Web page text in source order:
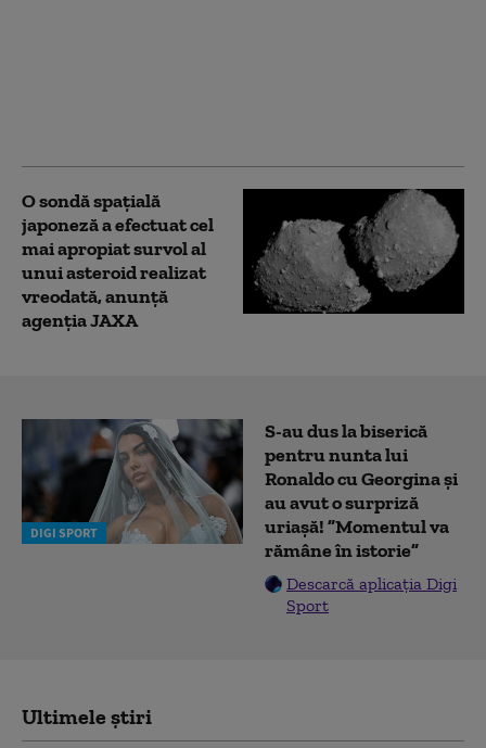
O sondă spațială
japoneză a efectuat cel
mai apropiat survol al
unui asteroid realizat
vreodată, anunță
agenția JAXA
DIGI SPORT
S-au dus la biserică
pentru nunta lui
Ronaldo cu Georgina și
au avut o surpriză
uriașă! ”Momentul va
rămâne în istorie”
Descarcă aplicația Digi
Sport
Ultimele știri